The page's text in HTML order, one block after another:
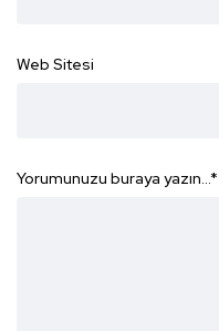
Web Sitesi
Yorumunuzu buraya yazın...*